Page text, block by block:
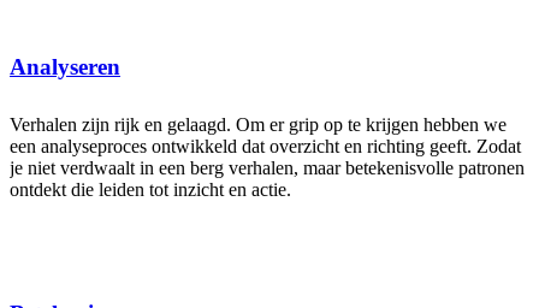
Analyseren
Verhalen zijn rijk en gelaagd. Om er grip op te krijgen hebben we
een analyseproces ontwikkeld dat overzicht en richting geeft. Zodat
je niet verdwaalt in een berg verhalen, maar betekenisvolle patronen
ontdekt die leiden tot inzicht en actie.